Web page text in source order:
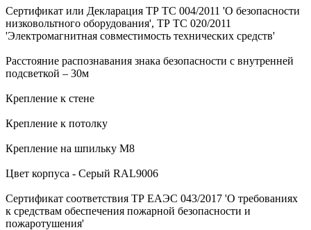
Сертификат или Декларация ТР ТС 004/2011 'О безопасности
низковольтного оборудования', ТР ТС 020/2011
'Электромагнитная совместимость технических средств'
Расстояние распознавания знака безопасности с внутренней
подсветкой – 30м
Крепление к стене
Крепление к потолку
Крепление на шпильку М8
Цвет корпуса - Серый RAL9006
Сертификат соответствия ТР ЕАЭС 043/2017 'О требованиях
к средствам обеспечения пожарной безопасности и
пожаротушения'